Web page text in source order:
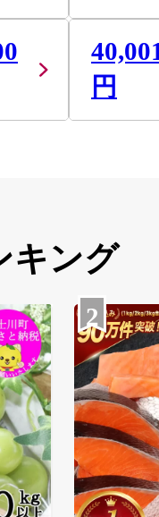
円
キング
2